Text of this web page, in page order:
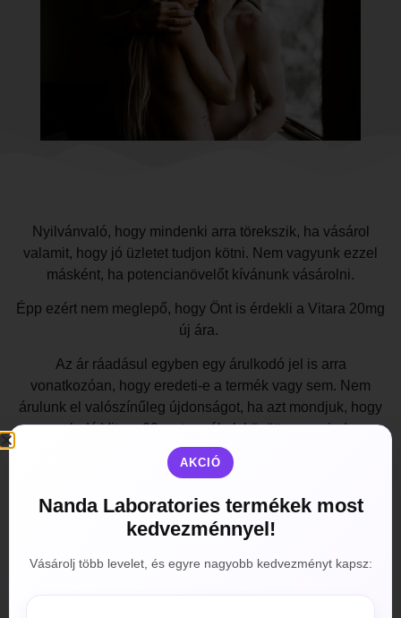
Nyilvánvaló, hogy mindenki arra törekszik, ha vásárol
valamit, hogy jó üzletet tudjon kötni. Nem vagyunk ezzel
másként, ha potencianövelőt kívánunk vásárolni.
Épp ezért nem meglepő, hogy Önt is érdekli a Vitara 20mg
új ára.
Az ár ráadásul egyben egy árulkodó jel is arra
vonatkozóan, hogy eredeti-e a termék vagy sem. Nem
árulunk el valószínűleg újdonságot, ha azt mondjuk, hogy
az eladó Vitara 20mg termékek között nem mind a
hivatalos gyártó, a Signature terméke. Akadnak
hamisítványok, amelyeket jobb, ha fenntartásokkal kezel.
hatóanyagot nem tartalmazó termékekkel találkozhat.
ára kedvező, hanem még abban is biztosra mehet, hogy
eredeti terméket fog kézhez kapni, mivel erre még
AKCIÓ
Nanda Laboratories termékek most
kedvezménnyel!
Vásárolj több levelet, és egyre nagyobb kedvezményt kapsz: